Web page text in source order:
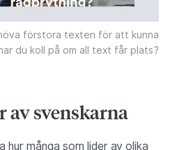
förstora texten för att kunna
du koll på om all text får plats?
av svenskarna
många som lider av olika